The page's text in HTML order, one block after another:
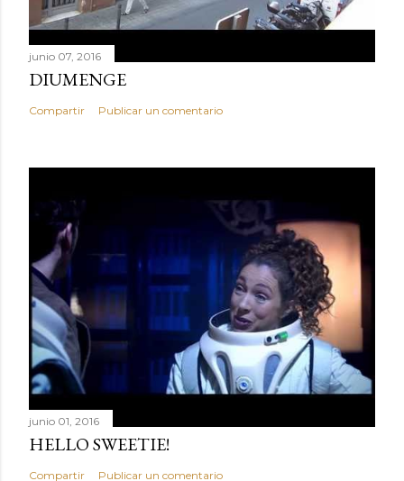
junio 07, 2016
DIUMENGE
Compartir Publicar un comentario
junio 01, 2016
HELLO SWEETIE!
Compartir Publicar un comentario